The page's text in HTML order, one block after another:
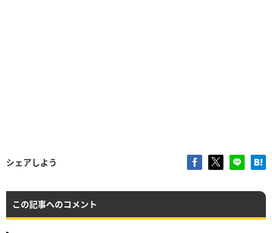
シェアしよう
この記事へのコメント